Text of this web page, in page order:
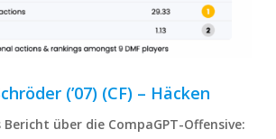
(’07) (CF) – Häcken
Bericht über die CompaGPT-Offensive: